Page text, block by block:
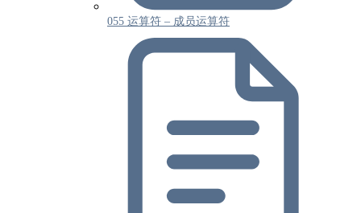
055 运算符 – 成员运算符